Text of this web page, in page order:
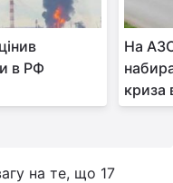
в РФ
На
криза
на те, що 17